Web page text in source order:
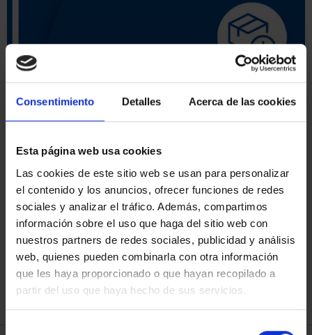
Consentimiento Detalles Acerca de las cookies
Esta página web usa cookies
Las cookies de este sitio web se usan para personalizar
el contenido y los anuncios, ofrecer funciones de redes
sociales y analizar el tráfico. Además, compartimos
información sobre el uso que haga del sitio web con
nuestros partners de redes sociales, publicidad y análisis
web, quienes pueden combinarla con otra información
que les haya proporcionado o que hayan recopilado a
partir del uso que haya hecho de sus servicios.
ORDENAR POR:
REFINAR